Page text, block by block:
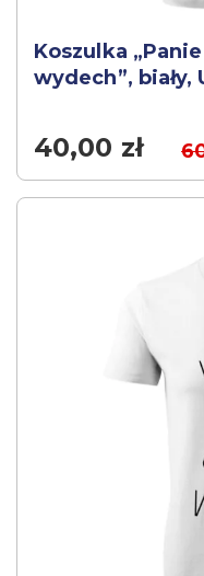
Koszulka
wydech”, biały,
40,00 zł